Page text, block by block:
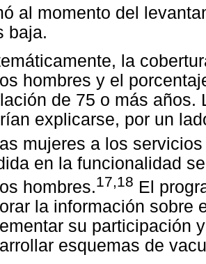
al momento del
baja.
la
hombres y el
de 75 o más años.
explicarse, por un
mujeres a los
en la funcionalidad
hombres.17,18 El
la información sobre
su participación
esquemas de